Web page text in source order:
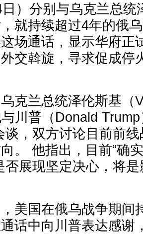
）分别与乌克兰总统
就持续超过4年的俄
场通话，显示华府正
交斡旋，寻求促成停
克兰总统泽伦斯基（
川普（Donald
谈，双方讨论目前前
。 他指出，目前“确
否展现坚定决心，将
美国在俄乌战争期间
话中向川普表达感谢